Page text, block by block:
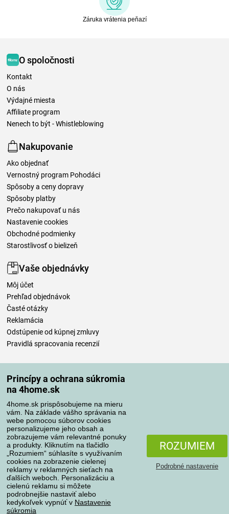
Princípy a ochrana súkromia
na 4home.sk
4home.sk prispôsobujeme na mieru
vám. Na základe vášho správania na
webe pomocou súborov cookies
personalizujeme jeho obsah a
zobrazujeme vám relevantné ponuky
a produkty. Kliknutím na tlačidlo
„Rozumiem“ súhlasíte s využívaním
cookies na zobrazenie cielenej
reklamy v reklamných sieťach na
ďalších weboch. Personalizáciu a
cielenú reklamu si môžete
podrobnejšie nastaviť alebo
kedykoľvek vypnúť v Nastavenie
súkromia
ROZUMIEM
Podrobné nastavenie
Záruka vrátenia peňazí
O spoločnosti
Kontakt
O nás
Výdajné miesta
Affiliate program
Nenech to být - Whistleblowing
Nakupovanie
Ako objednať
Vernostný program Pohodáci
Spôsoby a ceny dopravy
Spôsoby platby
Prečo nakupovať u nás
Nastavenie cookies
Obchodné podmienky
Starostlivosť o bielizeň
Vaše objednávky
Môj účet
Prehľad objednávok
Časté otázky
Reklamácia
Odstúpenie od kúpnej zmluvy
Pravidlá spracovania recenzií
Spôsoby platby
Spoľahlivý obchod